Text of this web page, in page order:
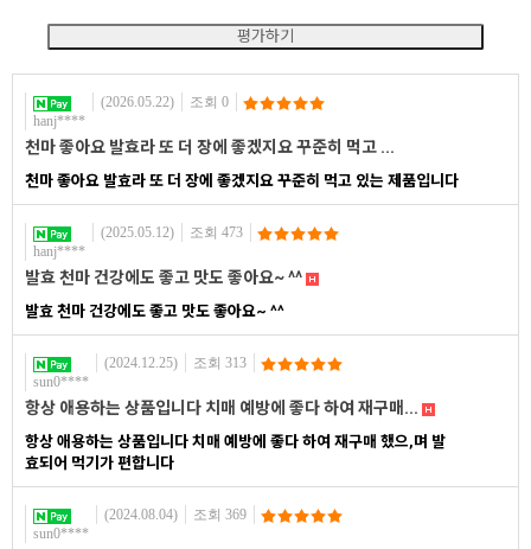
hanj****
(2026.05.22) 조회 0
천마 좋아요 발효라 또 더 장에 좋겠지요 꾸준히 먹고 ...
천마 좋아요 발효라 또 더 장에 좋겠지요 꾸준히 먹고 있는 제품입니다
hanj****
(2025.05.12) 조회 473
발효 천마 건강에도 좋고 맛도 좋아요~ ^^
발효 천마 건강에도 좋고 맛도 좋아요~ ^^
sun0****
(2024.12.25) 조회 313
항상 애용하는 상품입니다 치매 예방에 좋다 하여 재구매...
항상 애용하는 상품입니다 치매 예방에 좋다 하여 재구매 했으,며 발
효되어 먹기가 편합니다
sun0****
(2024.08.04) 조회 369